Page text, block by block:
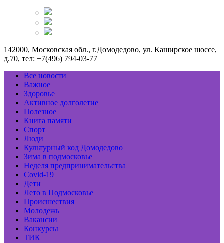
142000, Московская обл., г.Домодедово, ул. Каширское шоссе,
д.70, тел: +7(496) 794-03-77
Все новости
Важное
Здоровье
Активное долголетие
Полезное
Книга памяти
Спорт
Люди
Культурный код Домодедово
Зима в подмосковье
Неделя предпринимательства
Covid-19
Дети
Лето в Подмосковье
Происшествия
Молодежь
Вакансии
Конкурсы
ТИК